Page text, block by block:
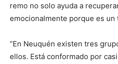
remo no solo ayuda a
emocionalmente porque es un
“En Neuquén existen tres
ellos. Está conformado por